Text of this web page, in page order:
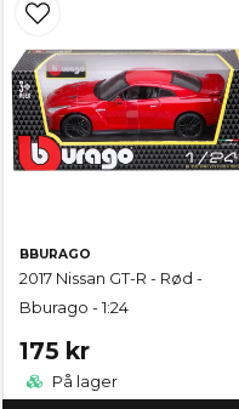
BBURAGO
2017 Nissan GT-R - Rød -
Bburago - 1:24
175 kr
På lager